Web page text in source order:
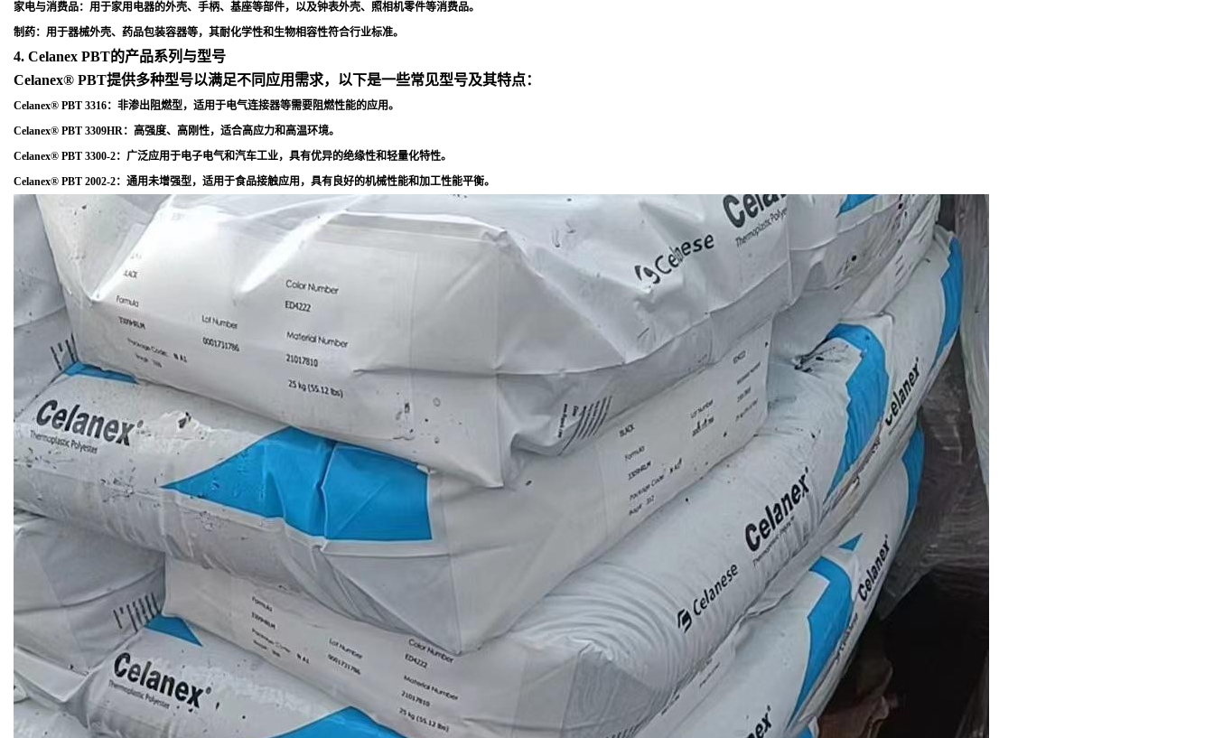
家电与消费品：用于家用电器的外壳、手柄、基座等部件，以及钟表外壳、照相机零件等消费品。
制药：用于器械外壳、药品包装容器等，其耐化学性和生物相容性符合行业标准。
4. Celanex PBT的产品系列与型号
Celanex® PBT提供多种型号以满足不同应用需求，以下是一些常见型号及其特点：
Celanex® PBT 3316：非渗出阻燃型，适用于电气连接器等需要阻燃性能的应用。
Celanex® PBT 3309HR：高强度、高刚性，适合高应力和高温环境。
Celanex® PBT 3300-2：广泛应用于电子电气和汽车工业，具有优异的绝缘性和轻量化特性。
Celanex® PBT 2002-2：通用未增强型，适用于食品接触应用，具有良好的机械性能和加工性能平衡。